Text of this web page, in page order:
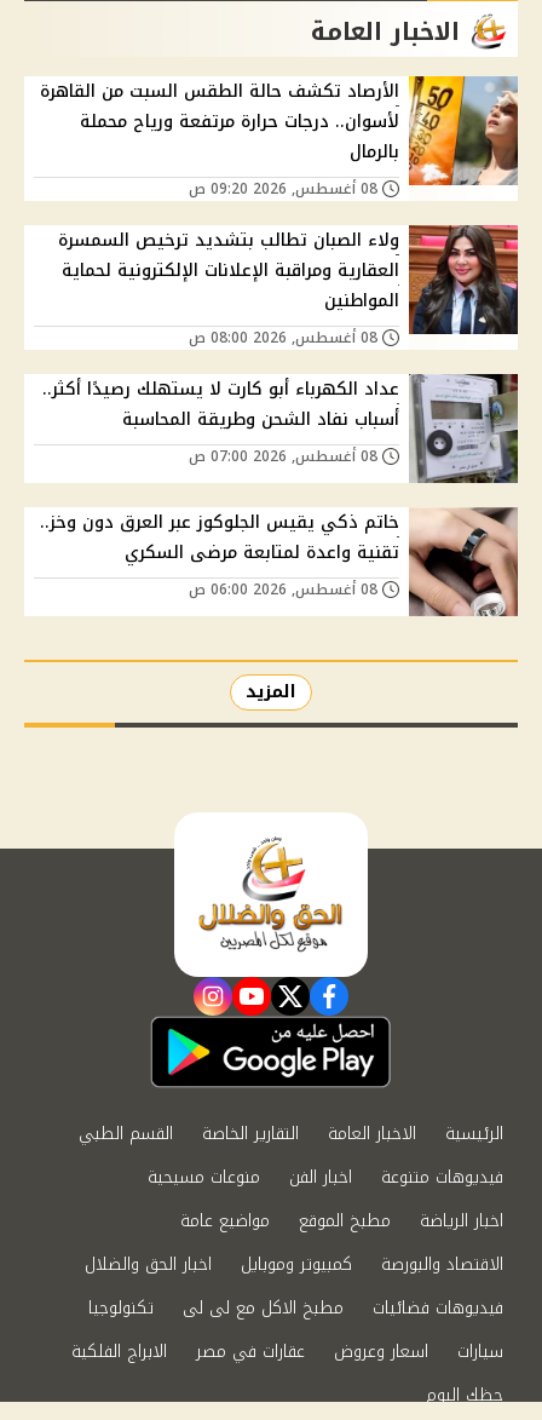
الاخبار العامة
الأرصاد تكشف حالة الطقس السبت من القاهرة
لأسوان.. درجات حرارة مرتفعة ورياح محملة
بالرمال
ولاء الصبان تطالب بتشديد ترخيص السمسرة
العقارية ومراقبة الإعلانات الإلكترونية لحماية
المواطنين
عداد الكهرباء أبو كارت لا يستهلك رصيدًا أكثر..
أسباب نفاد الشحن وطريقة المحاسبة
خاتم ذكي يقيس الجلوكوز عبر العرق دون وخز..
تقنية واعدة لمتابعة مرضى السكري
المزيد
facebook
twitter
youtube
instagram
الرئيسية الاخبار العامة التقارير الخاصة
القسم الطبي
فيديوهات متنوعة
اخبار الفن
منوعات مسيحية
اخبار الرياضة
مطبخ الموقع
مواضيع عامة
الاقتصاد والبورصة
كمبيوتر وموبايل
اخبار الحق والضلال
فيديوهات فضائيات
مطبخ الاكل مع لى لى
تكنولوجيا
سيارات
اسعار وعروض عقارات في مصر
الابراج الفلكية
حظك اليوم